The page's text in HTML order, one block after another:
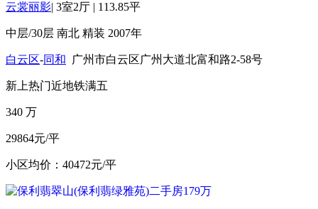
云裳丽影| 3室2厅 | 113.85平
中层/30层 南北 精装 2007年
白云区-同和 广州市白云区广州大道北富和路2-58号
新上热门近地铁满五
340 万
29864元/平
小区均价：40472元/平